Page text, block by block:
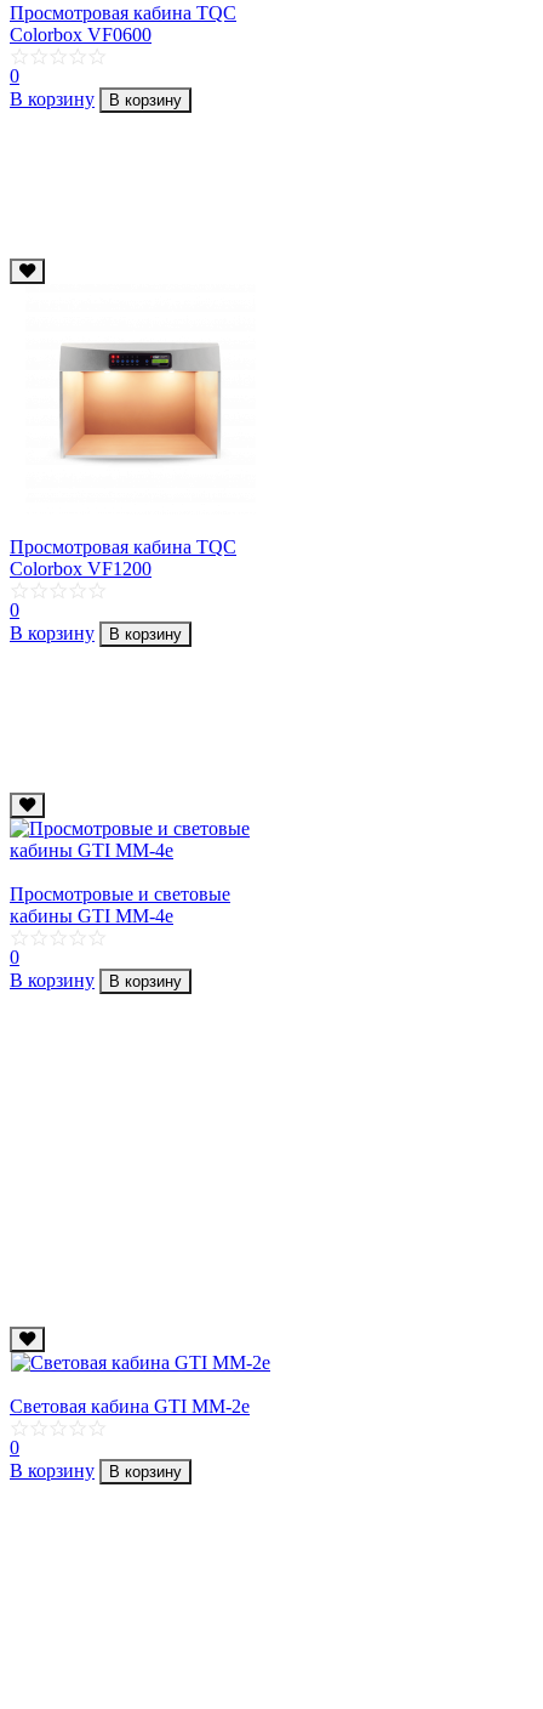
Просмотровая кабина TQC
Colorbox VF0600
0
В корзину
В корзину
Просмотровая кабина TQC
Colorbox VF1200
0
В корзину
В корзину
Просмотровые и световые
кабины GTI MM-4e
0
В корзину
В корзину
Световая кабина GTI ММ-2e
0
В корзину
В корзину